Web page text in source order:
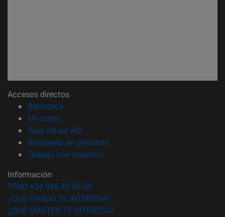
Accesos directos
Biblioteca
Mi correo(abre en nueva ventana)
Aula virtual ADI
Búsqueda de personas(abre en nueva ventana)
Trabaja con nosotros(abre en nueva ventana)
Información
TFNO +34 948 42 56 00
¿QUÉ GRADO TE INTERESA?
¿QUÉ MÁSTER TE INTERESA?